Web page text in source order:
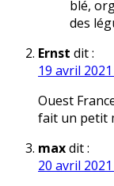
blé,
des
Ernst dit :
19 avril
Ouest
fait un petit
maxdit :
20 avril